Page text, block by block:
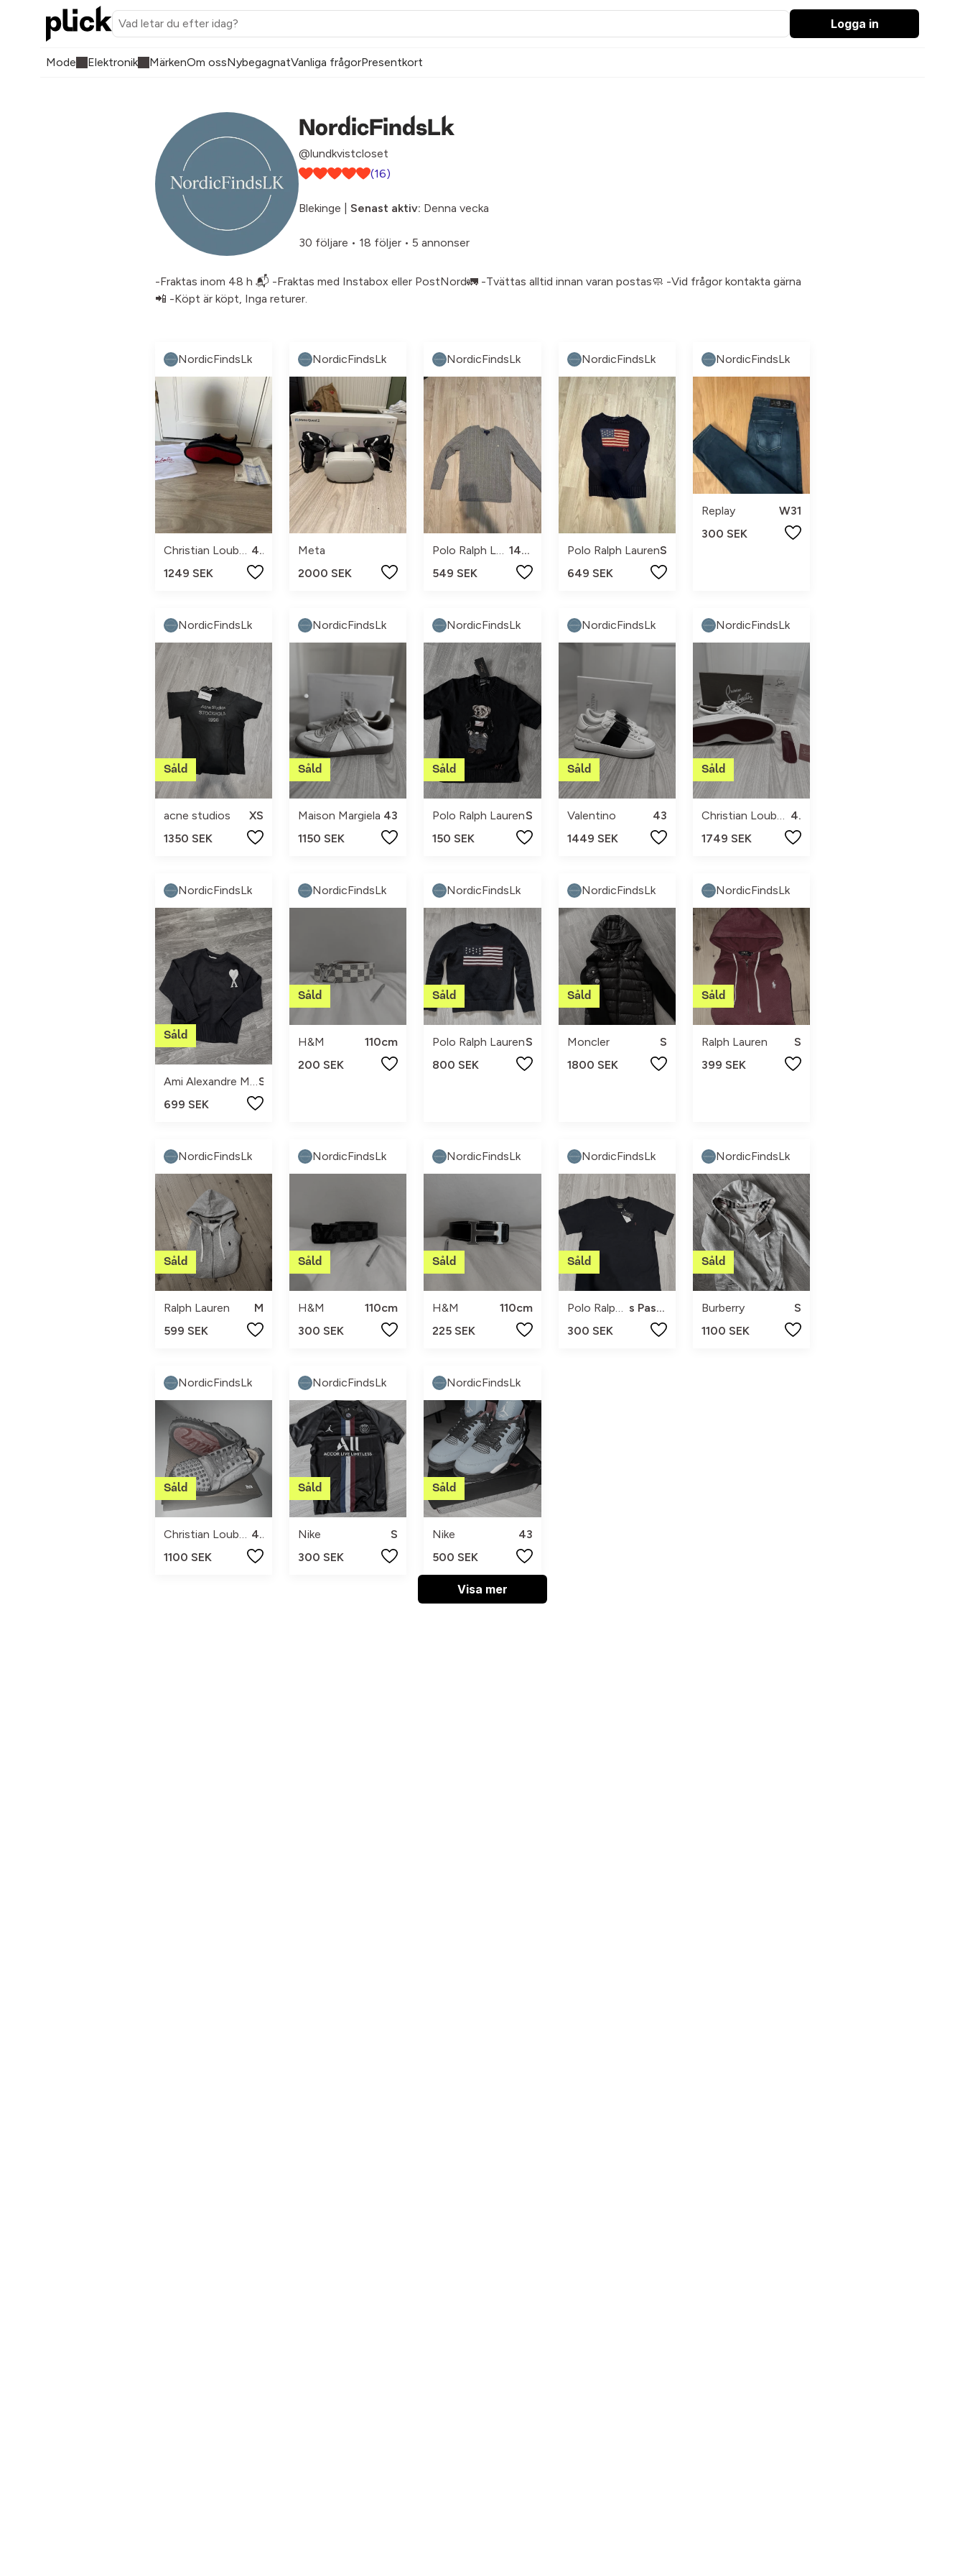
Logga in
Mode Elektronik MärkenOm ossNybegagnatVanliga frågorPresentkort
NordicFindsLk
@lundkvistcloset
(16)
Blekinge | Senast aktiv: Denna vecka
30 följare • 18 följer • 5 annonser
-Fraktas inom 48 h 📬 -Fraktas med Instabox eller PostNord🚛 -Tvättas alltid innan varan postas🧼 -Vid frågor kontakta gärna
📲 -Köpt är köpt, Inga returer.
NordicFindsLk
43
1249 SEK
NordicFindsLk
Meta
2000 SEK
NordicFindsLk
14-16
549 SEK
NordicFindsLk
Polo Ralph LaurenS
649 SEK
NordicFindsLk
Replay
W31
300 SEK
NordicFindsLk
acne studios
XS
1350 SEK
NordicFindsLk
Maison Margiela 43
1150 SEK
NordicFindsLk
Polo Ralph LaurenS
150 SEK
NordicFindsLk
Valentino
43
1449 SEK
NordicFindsLk
Christian Louboutin
41
1749 SEK
NordicFindsLk
699 SEK
NordicFindsLk
H&M
110cm
200 SEK
NordicFindsLk
Polo Ralph LaurenS
800 SEK
NordicFindsLk
Moncler
S
1800 SEK
NordicFindsLk
Ralph Lauren
S
399 SEK
NordicFindsLk
Ralph Lauren
M
599 SEK
NordicFindsLk
H&M
110cm
300 SEK
NordicFindsLk
H&M
110cm
225 SEK
NordicFindsLk
Polo Ralph Lauren
s Passar M
300 SEK
NordicFindsLk
Burberry
S
1100 SEK
NordicFindsLk
Christian Louboutin
43
1100 SEK
NordicFindsLk
Nike
S
300 SEK
NordicFindsLk
Nike
43
500 SEK
Visa mer